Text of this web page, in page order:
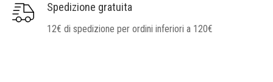
Spedizione gratuita
12€ di spedizione per ordini inferiori a 120€